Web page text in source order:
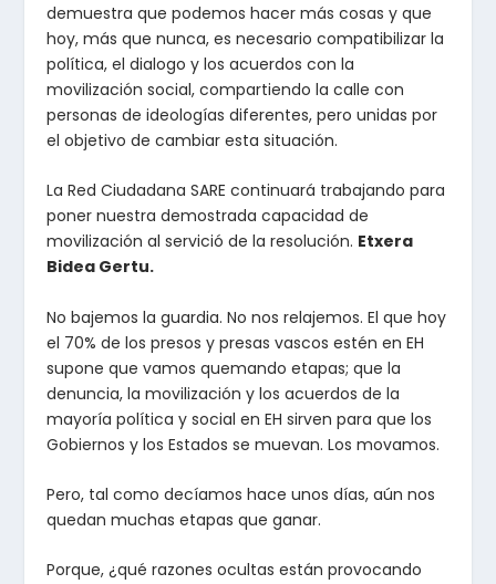
demuestra que podemos hacer más cosas y que
hoy, más que nunca, es necesario compatibilizar la
política, el dialogo y los acuerdos con la
movilización social, compartiendo la calle con
personas de ideologías diferentes, pero unidas por
el objetivo de cambiar esta situación.
La Red Ciudadana SARE continuará trabajando para
poner nuestra demostrada capacidad de
movilización al servició de la resolución. Etxera
Bidea Gertu.
No bajemos la guardia. No nos relajemos. El que hoy
el 70% de los presos y presas vascos estén en EH
supone que vamos quemando etapas; que la
denuncia, la movilización y los acuerdos de la
mayoría política y social en EH sirven para que los
Gobiernos y los Estados se muevan. Los movamos.
Pero, tal como decíamos hace unos días, aún nos
quedan muchas etapas que ganar.
Porque, ¿qué razones ocultas están provocando